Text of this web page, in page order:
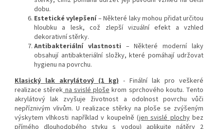
dobu.
Estetické vylepšení– Některé laky mohou přidat určitou
hloubku a lesk, což zlepší vizuální efekt a vzhled
dekorativní stěrky.
Antibakteriální vlastnosti – Některé moderní laky
obsahují antibakteriální složky, které pomáhají udržovat
hygienu na povrchu.
Klasický lak akrylátový (1 kg) - Finální lak pro veškeré
realizace stěrek na svislé ploše krom sprchového koutu. Tento
akrylátový lak zvyšuje životnost a odolnost povrchu vůči
nepříznivým vlivům. U realizace stěrky na ploše se zvýšeným
výskytem vlhkosti například v koupelně (jen svislé plochybez
přímého dlouhodobého styku s vodou) aplikujte nátěry 2